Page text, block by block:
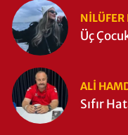
NILÜFER
Üç
ALI
Sıfır